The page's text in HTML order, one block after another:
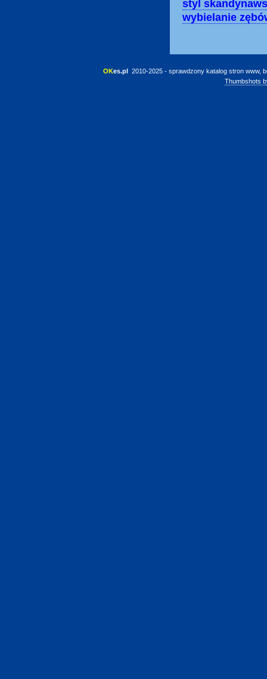
styl
wybielanie
OKes.pl 2010-2025 - sprawdzony katalog stron www,
Thumbshots